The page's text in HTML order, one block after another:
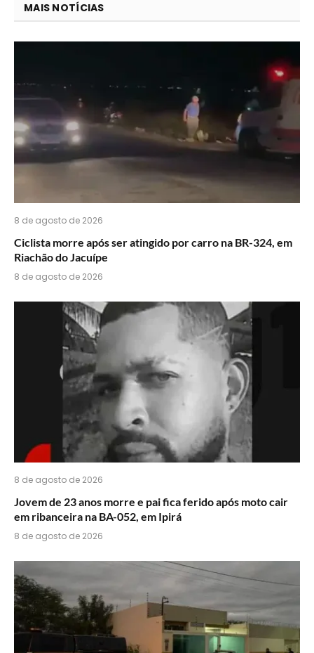
MAIS NOTÍCIAS
8 de agosto de 2026
Ciclista morre após ser atingido por carro na BR-324, em
Riachão do Jacuípe
8 de agosto de 2026
8 de agosto de 2026
Jovem de 23 anos morre e pai fica ferido após moto cair
em ribanceira na BA-052, em Ipirá
8 de agosto de 2026